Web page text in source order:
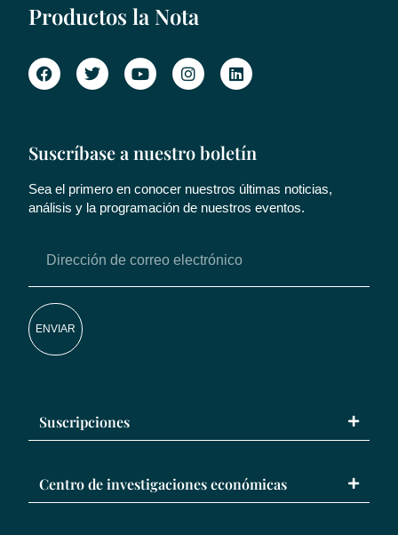
Productos la Nota
Suscríbase a nuestro boletín
Sea el primero en conocer nuestros últimas noticias,
análisis y la programación de nuestros eventos.
ENVIAR
Suscripciones
Centro de investigaciones económicas